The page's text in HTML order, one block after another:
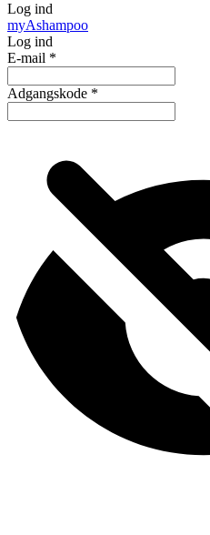
Log ind
myAshampoo
Log ind
E-mail *
Adgangskode *